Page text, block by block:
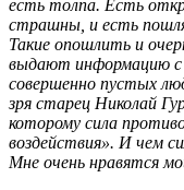
есть толпа. Есть
страшны, и есть
Такие опошлить и
выдают информацию с
совершенно пустых
зря старец Николай
которому сила
воздействия». И чем
Мне очень нравятся